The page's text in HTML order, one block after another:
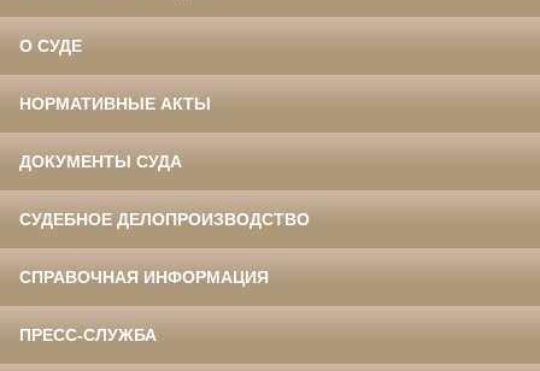
О СУДЕ
НОРМАТИВНЫЕ АКТЫ
ДОКУМЕНТЫ СУДА
СУДЕБНОЕ ДЕЛОПРОИЗВОДСТВО
СПРАВОЧНАЯ ИНФОРМАЦИЯ
ПРЕСС-СЛУЖБА